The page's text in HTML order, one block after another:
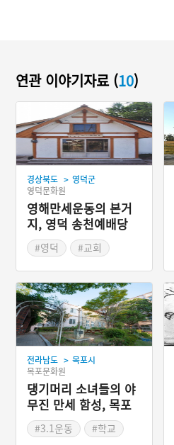
연관 이야기자료 (10)
경상북도 > 영덕군
영덕문화원
영해만세운동의 본거
지, 영덕 송천예배당
#영덕
#교회
전라남도 > 목포시
목포문화원
댕기머리 소녀들의 야
무진 만세 함성, 목포
정명여자중학교 구 선
교사 사택
#3.1운동
#학교